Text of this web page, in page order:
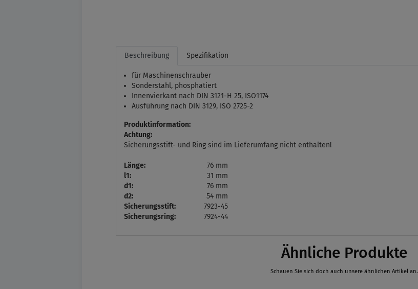
Beschreibung Spezifikation
für Maschinenschrauber
Sonderstahl, phosphatiert
Innenvierkant nach DIN 3121-H 25, ISO1174
Ausführung nach DIN 3129, ISO 2725-2
Produktinformation:
Achtung:
Sicherungsstift- und Ring sind im Lieferumfang nicht enthalten!
Länge:
76 mm
l1:
31 mm
d1:
76 mm
d2:
54 mm
Sicherungsstift:
7923-45
Sicherungsring:
7924-44
Ähnliche Produkte
Schauen Sie sich doch auch unsere ähnlichen Artikel an.